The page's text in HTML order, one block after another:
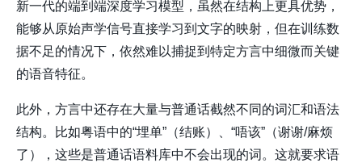
新一代的端到端深度学习模型，虽然在结构上更具优势，
能够从原始声学信号直接学习到文字的映射，但在训练数
据不足的情况下，依然难以捕捉到特定方言中细微而关键
的语音特征。
此外，方言中还存在大量与普通话截然不同的词汇和语法
结构。比如粤语中的“埋单”（结账）、“唔该”（谢谢/麻烦
了），这些是普通话语料库中不会出现的词。这就要求语